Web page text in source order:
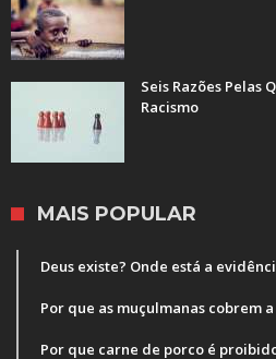
Seis Razões Pelas
Racismo
MAIS POPULAR
Deus existe? Onde está a
Por que as muçulmanas cobrem
Por que carne de porco é